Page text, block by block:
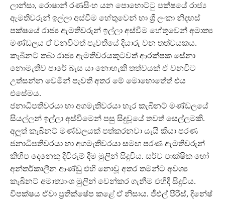
ලාන්සා, රොෂාන් රණසිංහ යන පොහොට්ටු පක්ෂයේ රාජ්‍ය
ඇමතිවරුන් ඉල්ලා අස්වීම හේතුවෙන් හා ශ්‍රී ලංකා නිදහස්
පක්ෂයේ රාජ්‍ය ඇමතිවරුන් ඉල්ලා අස්වීම හේතුවෙන් අමාත්‍ය
මණ්ඩලය ඒ වනවිටත් පැවතියේ දියාරු වන තත්වයකය.
කැබිනට් තබා රාජ්‍ය ඇමතිවරයකුටවත් ආරක්ෂක සේනා
නොමැතිව පාරේ බැස යා නොහැකි තත්වයක් ඒ වනවිට
උත්සන්න වෙමින් පැවති අතර මේ මොහොතේත් එය
එසේමය.
ජනාධිපතිවරයා හා අගමැතිවරයා හැර කැබිනට් මණ්ඩලයේ
සියල්ලන් ඉල්ලා අස්වීමෙන් පසු සිදුවූයේ තවත් සෙල්ලමකි.
අලුත් කැබිනට් මණ්ඩලයක් පත්කරනවා යැයි කියා පරණ
ජනාධිපතිවරයා හා අගමැතිවරයා සමඟ පරණ ඇමතිවරුන්
කිහිප දෙනෙකු දිවිරුම් දීම මුලින් සිදුවිය. සර්ව පාක්ෂික හෝ
අන්තර්කාලීන ආණ්ඩු එහි නොවූ අතර තමන්ට අවශ්‍ය
කැබිනට් අමාත්‍යාංශ මුලින් වෙන්කර ගැනීම එහිදී සිදුවිය.
විපක්ෂය ඒවා ප්‍රතික්ෂේප කළේ ඒ නිසාය. ජීඑල් පීරිස්, දිනේෂ්